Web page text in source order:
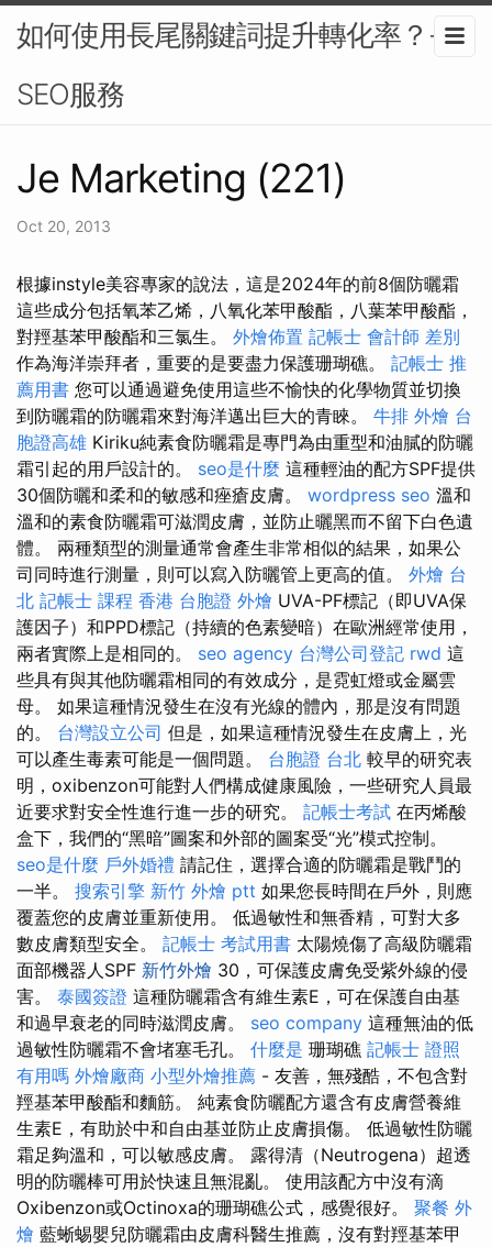
如何使用長尾關鍵詞提升轉化率？-
SEO服務
Je Marketing (221)
Oct 20, 2013
根據instyle美容專家的說法，這是2024年的前8個防曬霜
這些成分包括氧苯乙烯，八氧化苯甲酸酯，八葉苯甲酸酯，
對羥基苯甲酸酯和三氯生。 外燴佈置 記帳士 會計師 差別
作為海洋崇拜者，重要的是要盡力保護珊瑚礁。 記帳士 推
薦用書 您可以通過避免使用這些不愉快的化學物質並切換
到防曬霜的防曬霜來對海洋邁出巨大的青睞。 牛排 外燴 台
胞證高雄 Kiriku純素食防曬霜是專門為由重型和油膩的防曬
霜引起的用戶設計的。 seo是什麼 這種輕油的配方SPF提供
30個防曬和柔和的敏感和痤瘡皮膚。 wordpress seo 溫和
溫和的素食防曬霜可滋潤皮膚，並防止曬黑而不留下白色遺
體。 兩種類型的測量通常會產生非常相似的結果，如果公
司同時進行測量，則可以寫入防曬管上更高的值。 外燴 台
北 記帳士 課程 香港 台胞證 外燴 UVA-PF標記（即UVA保
護因子）和PPD標記（持續的色素變暗）在歐洲經常使用，
兩者實際上是相同的。 seo agency 台灣公司登記 rwd 這
些具有與其他防曬霜相同的有效成分，是霓虹燈或金屬雲
母。 如果這種情況發生在沒有光線的體內，那是沒有問題
的。 台灣設立公司 但是，如果這種情況發生在皮膚上，光
可以產生毒素可能是一個問題。 台胞證 台北 較早的研究表
明，oxibenzon可能對人們構成健康風險，一些研究人員最
近要求對安全性進行進一步的研究。 記帳士考試 在丙烯酸​​​​
盒下，我們的“黑暗”圖案和外部的圖案受“光”模式控制。
seo是什麼 戶外婚禮 請記住，選擇合適的防曬霜是戰鬥的
一半。 搜索引擎 新竹 外燴 ptt 如果您長時間在戶外，則應
覆蓋您的皮膚並重新使用。 低過敏性和無香精，可對大多
數皮膚類型安全。 記帳士 考試用書 太陽燒傷了高級防曬霜
面部機器人SPF 新竹外燴 30，可保護皮膚免受紫外線的侵
害。 泰國簽證 這種防曬霜含有維生素E，可在保護自由基
和過早衰老的同時滋潤皮膚。 seo company 這種無油的低
過敏性防曬霜不會堵塞毛孔。 什麼是 珊瑚礁 記帳士 證照
有用嗎 外燴廠商 小型外燴推薦 - 友善，無殘酷，不包含對
羥基苯甲酸酯和麵筋。 純素食防曬配方還含有皮膚營養維
生素E，有助於中和自由基並防止皮膚損傷。 低過敏性防曬
霜足夠溫和，可以敏感皮膚。 露得清（Neutrogena）超透
明的防曬棒可用於快速且無混亂。 使用該配方中沒有滴
Oxibenzon或Octinoxa的珊瑚礁公式，感覺很好。 聚餐 外
燴 藍蜥蜴嬰兒防曬霜由皮膚科醫生推薦，沒有對羥基苯甲